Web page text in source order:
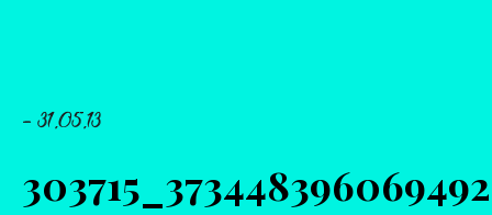
- 31.05.13